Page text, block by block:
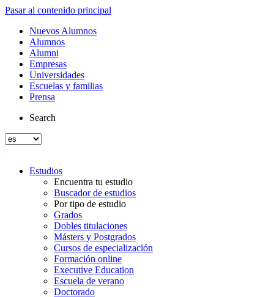
Pasar al contenido principal
Nuevos Alumnos
Alumnos
Alumni
Empresas
Universidades
Escuelas y familias
Prensa
Search
Estudios
Encuentra tu estudio
Buscador de estudios
Por tipo de estudio
Grados
Dobles titulaciones
Másters y Postgrados
Cursos de especialización
Formación online
Executive Education
Escuela de verano
Doctorado